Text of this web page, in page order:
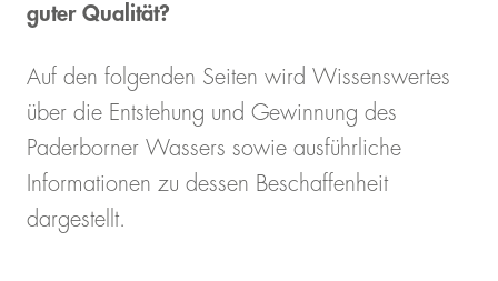
guter Qualität?
Auf den folgenden Seiten wird Wissenswertes
über die Entstehung und Gewinnung des
Paderborner Wassers sowie ausführliche
Informationen zu dessen Beschaffenheit
dargestellt.